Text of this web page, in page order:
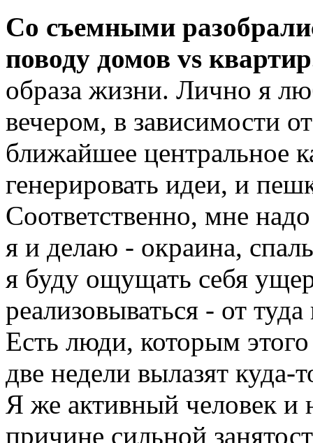
Со съемными
поводу домов vs
образа жизни. Лично я
вечером, в зависимости
ближайшее центральное
генерировать идеи, и
Соответственно, мне
я и делаю - окраина,
я буду ощущать себя
реализовываться - от
Есть люди, которым
две недели вылазят
Я же активный человек и
причине сильной